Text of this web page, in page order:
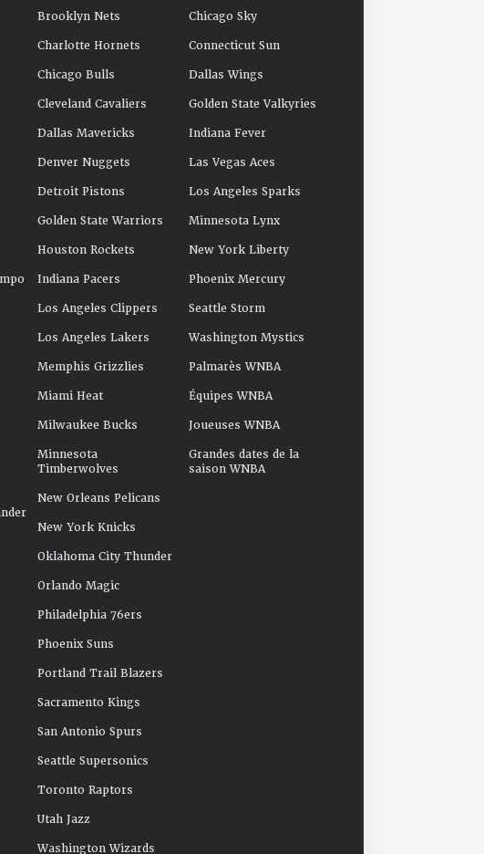
Brooklyn Nets
Charlotte Hornets
Chicago Bulls
Cleveland Cavaliers
Dallas Mavericks
Denver Nuggets
Detroit Pistons
Golden State Warriors
Houston Rockets
Indiana Pacers
Los Angeles Clippers
Los Angeles Lakers
Memphis Grizzlies
Miami Heat
Milwaukee Bucks
Minnesota
Timberwolves
New Orleans Pelicans
New York Knicks
Oklahoma City Thunder
Orlando Magic
Philadelphia 76ers
Phoenix Suns
Portland Trail Blazers
Sacramento Kings
San Antonio Spurs
Seattle Supersonics
Toronto Raptors
Utah Jazz
Washington Wizards
Chicago Sky
Connecticut Sun
Dallas Wings
Golden State Valkyries
Indiana Fever
Las Vegas Aces
Los Angeles Sparks
Minnesota Lynx
New York Liberty
Phoenix Mercury
Seattle Storm
Washington Mystics
Palmarès WNBA
Équipes WNBA
Joueuses WNBA
Grandes dates de la
saison WNBA